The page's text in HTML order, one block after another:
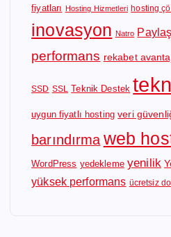
fiyatları
Hosting Hizmetleri hosting
inovasyon Natro
performans rekabet
SSD SSL Teknik Destek
uygun fiyatlı hosting veri
barındırma web
WordPress yedekleme yenilik
yüksek performans ücretsiz